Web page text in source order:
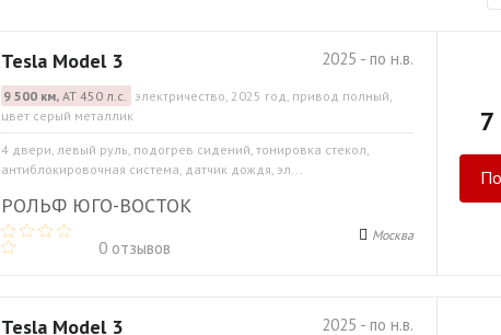
2025 - по н.в.
Tesla Model 3
9 500 км,АТ 450 л.с. электричество, 2025 год, привод полный,
цвет серый металлик
4 двери, левый руль, подогрев сидений, тонировка стекол,
антиблокировочная система, датчик дождя, эл...
РОЛЬФ ЮГО-ВОСТОК
0 отзывов
Москва
2025 - по н.в.
Tesla Model 3